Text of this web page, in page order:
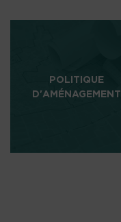
POLITIQUE
D'AMÉNAGEMENT